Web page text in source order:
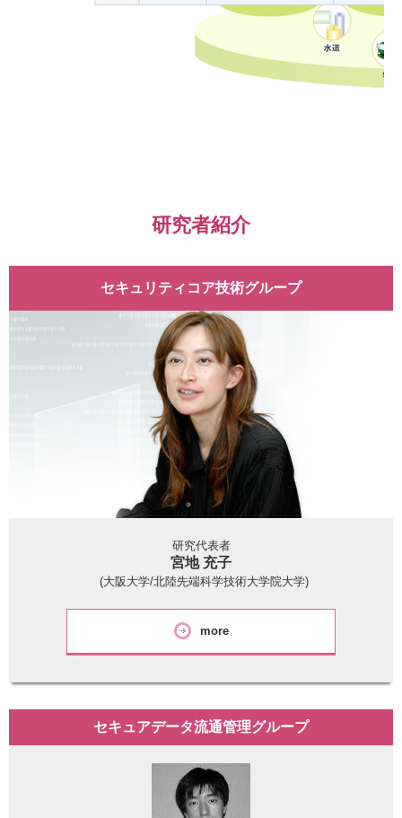
研究者紹介
セキュリティコア技術グループ
研究代表者
宮地 充子
(大阪大学/北陸先端科学技術大学院大学)
more
セキュアデータ流通管理グループ